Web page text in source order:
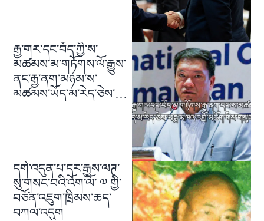
རྒྱ་གར་དང་བོད་ཀྱི་ས་
མཚམས་མ་གཏོགས་ལོ་རྒྱུས་
ནང་རྒྱ་ནག་མཉམ་ས་
མཚམས་ཡོད་མ་རེད་ཅེས་
དགེ་འདུན་པ་དར་རྒྱས་ལཊ་
སུ་གསང་བའི་འོག་ལོ་ ༧ གྱི་
བཙོན་འཇུག་ཁྲིམས་ཆད་
བཀལ་འདུག